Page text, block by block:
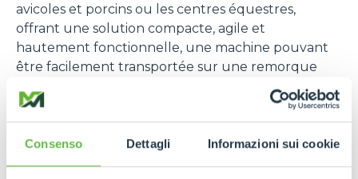
Consenso Dettagli Informazioni sui cookie
avicoles et porcins ou les centres équestres,
offrant une solution compacte, agile et
hautement fonctionnelle, une machine pouvant
être facilement transportée sur une remorque
Un engin de dimensions réduites,
mais capable d'offrir un confort d'utilisation
typique des chargeurs télescopiques Made in
Cuneo.
Le modèle exposé sur le stand affiche une